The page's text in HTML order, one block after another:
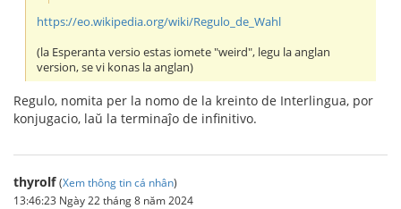
https://eo.wikipedia.org/wiki/Regulo_de_Wahl
(la Esperanta versio estas iomete "weird", legu la anglan
version, se vi konas la anglan)
Regulo, nomita per la nomo de la kreinto de Interlingua, por
konjugacio, laŭ la terminaĵo de infinitivo.
thyrolf (Xem thông tin cá nhân)
13:46:23 Ngày 22 tháng 8 năm 2024